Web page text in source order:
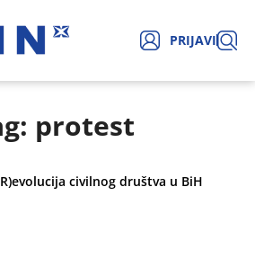
PRIJAVI
protest
civilnog društva u BiH